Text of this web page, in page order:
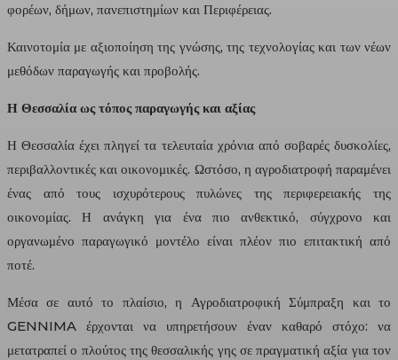
φορέων, δήμων, πανεπιστημίων και Περιφέρειας.
Καινοτομία με αξιοποίηση της γνώσης, της τεχνολογίας και των νέων
μεθόδων παραγωγής και προβολής.
Η Θεσσαλία ως τόπος παραγωγής και αξίας
Η Θεσσαλία έχει πληγεί τα τελευταία χρόνια από σοβαρές δυσκολίες,
περιβαλλοντικές και οικονομικές. Ωστόσο, η αγροδιατροφή παραμένει
ένας από τους ισχυρότερους πυλώνες της περιφερειακής της
οικονομίας. Η ανάγκη για ένα πιο ανθεκτικό, σύγχρονο και
οργανωμένο παραγωγικό μοντέλο είναι πλέον πιο επιτακτική από
ποτέ.
Μέσα σε αυτό το πλαίσιο, η Αγροδιατροφική Σύμπραξη και το
GENNIMA έρχονται να υπηρετήσουν έναν καθαρό στόχο: να
μετατραπεί ο πλούτος της θεσσαλικής γης σε πραγματική αξία για τον